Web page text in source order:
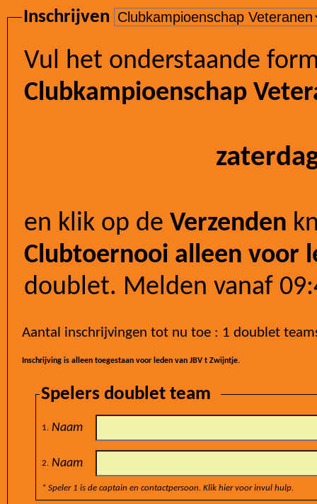
Inschrijven
Vul het onderstaande
Clubkampioenschap
en klik op de Verzenden
Clubtoernooi alleen voor
Inschrijving is alleen toegestaan voor leden van JBV t Zwijntje.
Spelers doublet team
1. Naam
2. Naam
* Speler 1 is de captain en contactpersoon. Klik hier voor invul hulp.